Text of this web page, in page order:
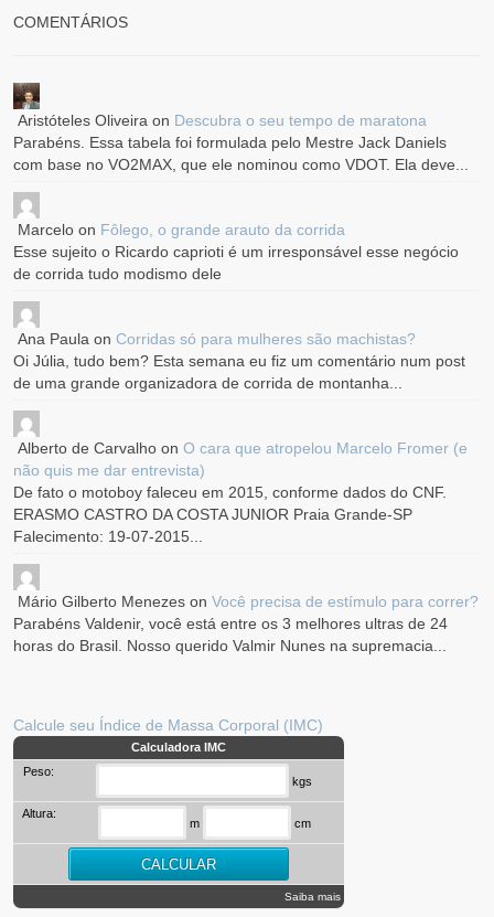
COMENTÁRIOS
Aristóteles Oliveira on Descubra o seu tempo de maratona
Parabéns. Essa tabela foi formulada pelo Mestre Jack Daniels
com base no VO2MAX, que ele nominou como VDOT. Ela deve...
Marcelo on Fôlego, o grande arauto da corrida
Esse sujeito o Ricardo caprioti é um irresponsável esse negócio
de corrida tudo modismo dele
Ana Paula onCorridas só para mulheres são machistas?
Oi Júlia, tudo bem? Esta semana eu fiz um comentário num post
de uma grande organizadora de corrida de montanha...
Alberto de Carvalho onO cara que atropelou Marcelo Fromer (e
não quis me dar entrevista)
De fato o motoboy faleceu em 2015, conforme dados do CNF.
ERASMO CASTRO DA COSTA JUNIOR Praia Grande-SP
Falecimento: 19-07-2015...
Mário Gilberto Menezes onVocê precisa de estímulo para correr?
Parabéns Valdenir, você está entre os 3 melhores ultras de 24
horas do Brasil. Nosso querido Valmir Nunes na supremacia...
Calcule seu Índice de Massa Corporal (IMC)
Calculadora IMC
Peso:
kgs
Altura:
m cm
Saiba mais